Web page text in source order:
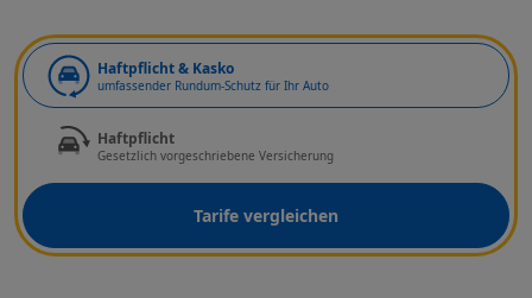
Haftpflicht & Kasko
umfassender Rundum-Schutz für Ihr Auto
Haftpflicht
Gesetzlich vorgeschriebene Versicherung
Tarife vergleichen